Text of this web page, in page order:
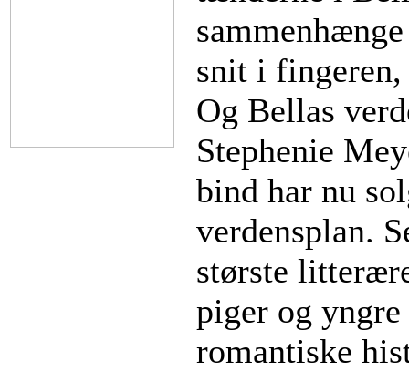
snit i
Og Bellas
Stephenie
bind har nu
verdensplan.
største
piger og
romantiske